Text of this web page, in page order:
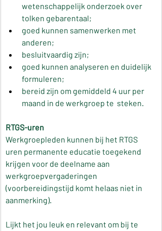
wetenschappelijk onderzoek over
tolken gebarentaal;
goed kunnen samenwerken met
anderen;
besluitvaardig zijn;
goed kunnen analyseren en duidelijk
formuleren;
bereid zijn om gemiddeld 4 uur per
maand in de werkgroep te  steken.
RTGS-uren
Werkgroepleden kunnen bij het RTGS
uren permanente educatie toegekend
krijgen voor de deelname aan
werkgroepvergaderingen
(voorbereidingstijd komt helaas niet in
aanmerking).
Lijkt het jou leuk en relevant om bij te